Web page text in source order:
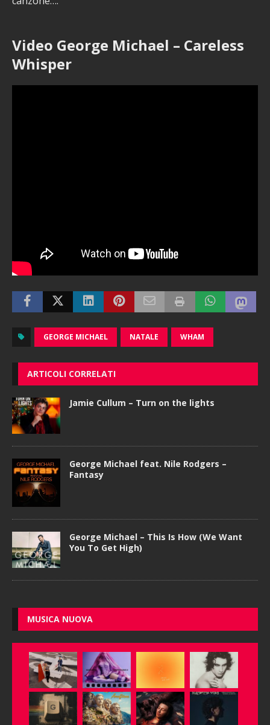
Video George Michael – Careless
Whisper
GEORGE MICHAEL NATALE WHAM
ARTICOLI CORRELATI
Jamie Cullum – Turn on the lights
George Michael feat. Nile Rodgers –
Fantasy
George Michael – This Is How (We Want
You To Get High)
MUSICA NUOVA